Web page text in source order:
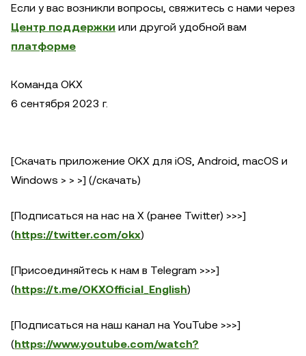
Если у вас возникли вопросы, свяжитесь с нами через
Центр поддержки или другой удобной вам
платформе
Команда OKX
6 сентября 2023 г.
[Скачать приложение OKX для iOS, Android, macOS и
Windows > > >] (/скачать)
[Подписаться на нас на X (ранее Twitter) >>>]
(https://twitter.com/okx)
[Присоединяйтесь к нам в Telegram >>>]
(https://t.me/OKXOfficial_English)
[Подписаться на наш канал на YouTube >>>]
(https://www.youtube.com/watch?